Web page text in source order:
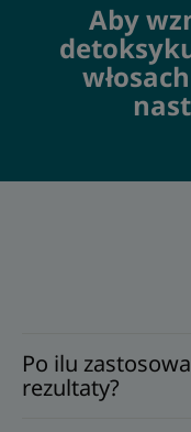
Aby
Po ilu
rezultaty?